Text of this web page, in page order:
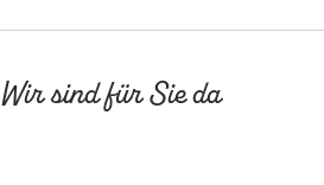
Wir sind für Sie da